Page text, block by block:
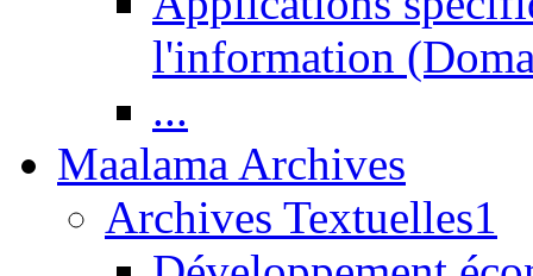
l'information
...
Maalama Archives
Archives Textuelles1